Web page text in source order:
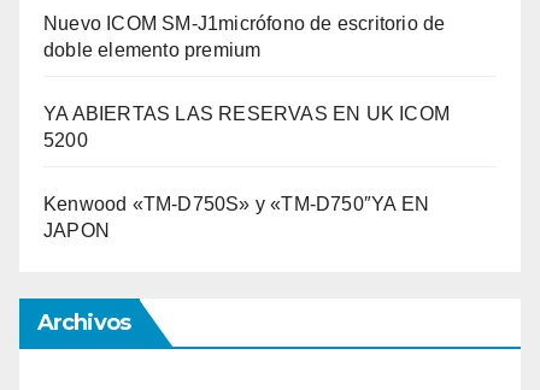
Nuevo ICOM SM-J1micrófono de escritorio de
doble elemento premium
YA ABIERTAS LAS RESERVAS EN UK ICOM
5200
Kenwood «TM-D750S» y «TM-D750″YA EN
JAPON
Archivos